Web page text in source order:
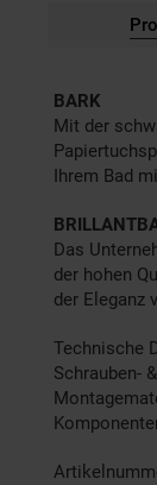
BARK
Mit der
Ihrem Bad
Das
der hohen
der Eleganz
Technische
Schrauben-